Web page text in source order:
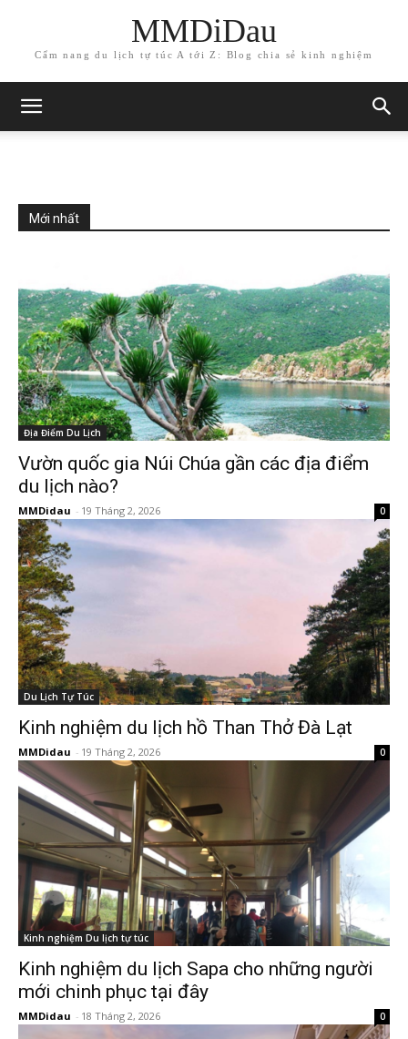
MMDiDau
Cẩm nang du lịch tự túc A tới Z: Blog chia sẻ kinh nghiệm
Mới nhất
Địa Điểm Du Lịch
Vườn quốc gia Núi Chúa gần các địa điểm
du lịch nào?
MMDidau - 19 Tháng 2, 2026 0
Du Lịch Tự Túc
Kinh nghiệm du lịch hồ Than Thở Đà Lạt
MMDidau - 19 Tháng 2, 2026 0
Kinh nghiệm Du lịch tự túc
Kinh nghiệm du lịch Sapa cho những người
mới chinh phục tại đây
MMDidau - 18 Tháng 2, 2026 0